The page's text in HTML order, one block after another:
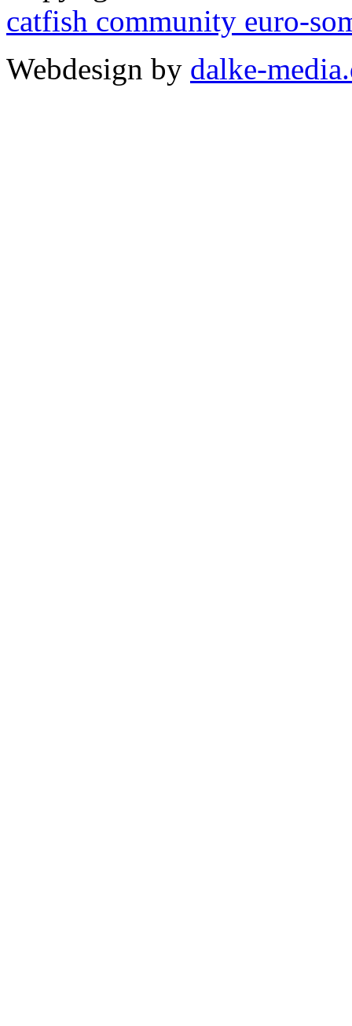
catfish community euro-
Webdesign by dalke-